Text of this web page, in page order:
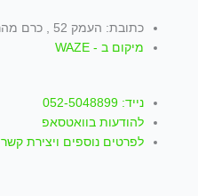
כתובת: העמק 52 , כרם מהר"ל
מיקום ב - WAZE
נייד: 052-5048899
להודעות בוואטסאפ
לפרטים נוספים ויצירת קשר